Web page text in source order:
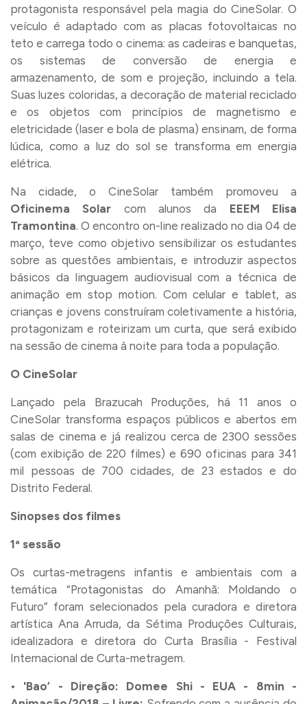
protagonista responsável pela magia do CineSolar. O
veículo é adaptado com as placas fotovoltaicas no
teto e carrega todo o cinema: as cadeiras e banquetas,
os sistemas de conversão de energia e
armazenamento, de som e projeção, incluindo a tela.
Suas luzes coloridas, a decoração de material reciclado
e os objetos com princípios de magnetismo e
eletricidade (laser e bola de plasma) ensinam, de forma
lúdica, como a luz do sol se transforma em energia
elétrica.
Na cidade, o CineSolar também promoveu a
Oficinema Solar com alunos da EEEM Elisa
Tramontina. O encontro on-line realizado no dia 04 de
março, teve como objetivo sensibilizar os estudantes
sobre as questões ambientais, e introduzir aspectos
básicos da linguagem audiovisual com a técnica de
animação em stop motion. Com celular e tablet, as
crianças e jovens construíram coletivamente a história,
protagonizam e roteirizam um curta, que será exibido
na sessão de cinema à noite para toda a população.
O CineSolar
Lançado pela Brazucah Produções, há 11 anos o
CineSolar transforma espaços públicos e abertos em
salas de cinema e já realizou cerca de 2300 sessões
(com exibição de 220 filmes) e 690 oficinas para 341
mil pessoas de 700 cidades, de 23 estados e do
Distrito Federal.
Sinopses dos filmes
1ª sessão
Os curtas-metragens infantis e ambientais com a
temática “Protagonistas do Amanhã: Moldando o
Futuro” foram selecionados pela curadora e diretora
artística Ana Arruda, da Sétima Produções Culturais,
idealizadora e diretora do Curta Brasília - Festival
Internacional de Curta-metragem.
• 'Bao’ - Direção: Domee Shi - EUA - 8min -